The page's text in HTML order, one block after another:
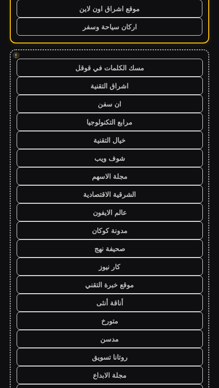
موقع اشراق اون لاين
اركان سياحة وسفر
!
مسك الكلمات في قوقل
اشراق التقنية
ان سفن
مرابع التكنولوجيا
خيال التقنية
شوف ويب
مجلة الاسهم
الشرقية الاقتصادية
عالم الايفون
مدونة كوكان
صحيفة نهج
كار نيوز
موقع خبرة التقني
أناقة أنثى
متورخ
مدسن
روتانا تسويق
مجلة الابداع